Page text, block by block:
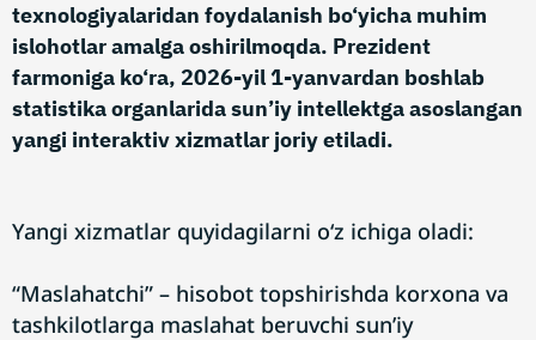
texnologiyalaridan foydalanish bo‘yicha muhim
islohotlar amalga oshirilmoqda. Prezident
farmoniga ko‘ra, 2026-yil 1-yanvardan boshlab
statistika organlarida sun’iy intellektga asoslangan
yangi interaktiv xizmatlar joriy etiladi.
Yangi xizmatlar quyidagilarni o‘z ichiga oladi:
“Maslahatchi” – hisobot topshirishda korxona va
tashkilotlarga maslahat beruvchi sun’iy